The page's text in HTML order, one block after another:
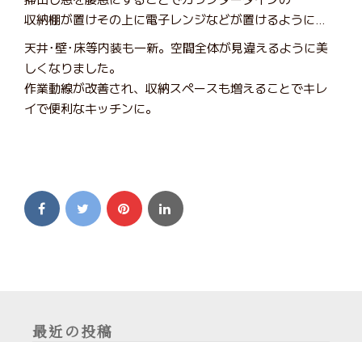
収納棚が置けその上に電子レンジなどが置けるように…
天井･壁･床等内装も一新。空間全体が見違えるように美
しくなりました。
作業動線が改善され、収納スペースも増えることでキレ
イで便利なキッチンに。
最近の投稿